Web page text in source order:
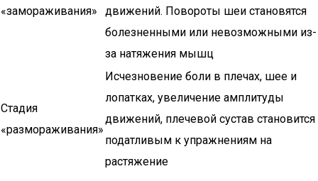
«замораживания»
движений. Повороты шеи становятся
болезненными или невозможными из-
за натяжения мышц
Стадия
«размораживания»
Исчезновение боли в плечах, шее и
лопатках, увеличение амплитуды
движений, плечевой сустав становится
податливым к упражнениям на
растяжение